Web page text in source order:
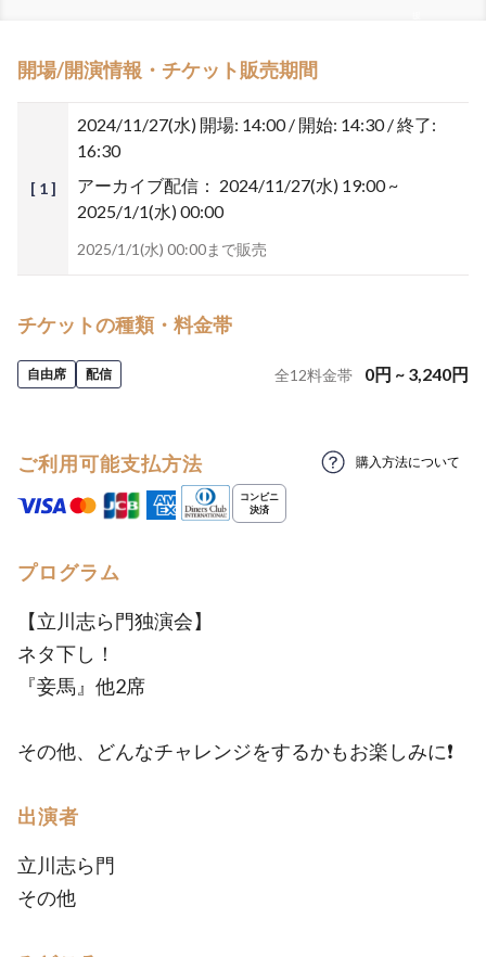
開場/開演情報・チケット販売期間
[ 1 ]
2024/11/27(水) 開場: 14:00 / 開始: 14:30 / 終了:
16:30
アーカイブ配信： 2024/11/27(水) 19:00 ~
2025/1/1(水) 00:00
2025/1/1(水) 00:00まで販売
チケットの種類・料金帯
自由席 配信 全12料金帯 0円 ~ 3,240円
ご利用可能支払方法 購入方法について
プログラム
【立川志ら門独演会】
ネタ下し！
『妾馬』他2席
その他、どんなチャレンジをするかもお楽しみに❗
出演者
立川志ら門
その他